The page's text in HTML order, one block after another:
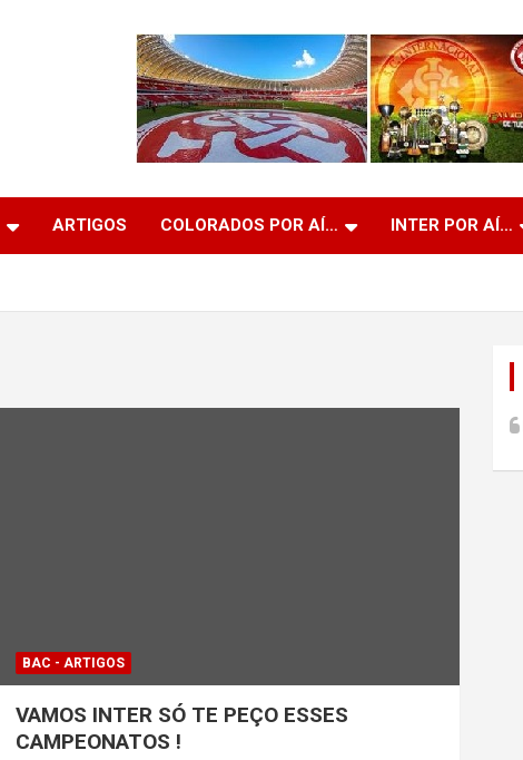
ARTIGOS COLORADOS POR AÍ… INTER POR AÍ…
BAC - ARTIGOS
VAMOS INTER SÓ TE PEÇO ESSES
CAMPEONATOS !